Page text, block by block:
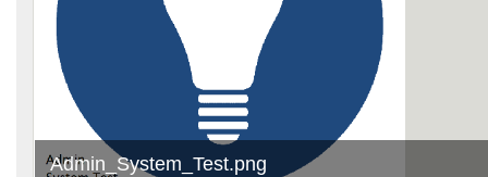
Admin_System_Test.png